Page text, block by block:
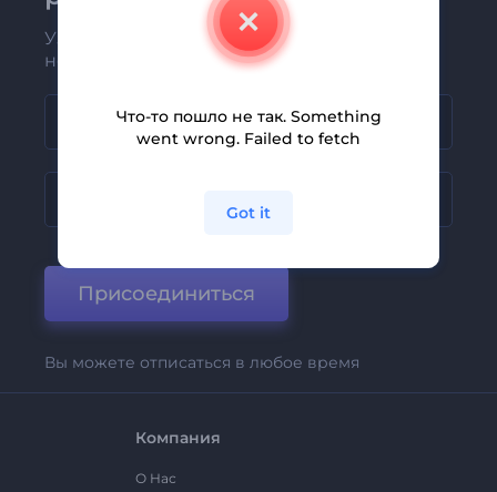
Узнавайте о последних новостях и
новых предложениях первыми
Присоединиться
Вы можете отписаться в любое время
Компания
О Нас
Что-то пошло не так. Something
went wrong. Failed to fetch
Got it